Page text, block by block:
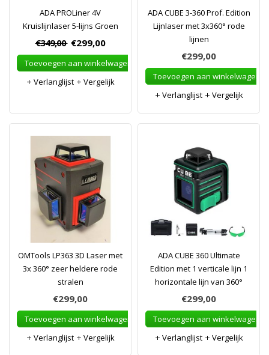
ADA PROLiner 4V
Kruislijnlaser 5-lijns Groen
€349,00 €299,00
Toevoegen aan winkelwagen
Verlanglijst
Vergelijk
ADA CUBE 3-360 Prof. Edition
Lijnlaser met 3x360° rode
lijnen
€299,00
Toevoegen aan winkelwagen
Verlanglijst
Vergelijk
OMTools LP363 3D Laser met
3x 360° zeer heldere rode
stralen
€299,00
Toevoegen aan winkelwagen
Verlanglijst
Vergelijk
ADA CUBE 360 Ultimate
Edition met 1 verticale lijn 1
horizontale lijn van 360°
€299,00
Toevoegen aan winkelwagen
Verlanglijst
Vergelijk